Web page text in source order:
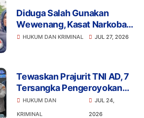
Diduga Salah Gunakan
Wewenang, Kasat Narkoba
Polres Tangsel dan 6
HUKUM DAN KRIMINAL JUL 27, 2026
Tewaskan Prajurit TNI AD, 7
Tersangka Pengeroyokan
Terancam Penjara Seumur
Hidup
HUKUM DAN
KRIMINAL
JUL 24,
2026